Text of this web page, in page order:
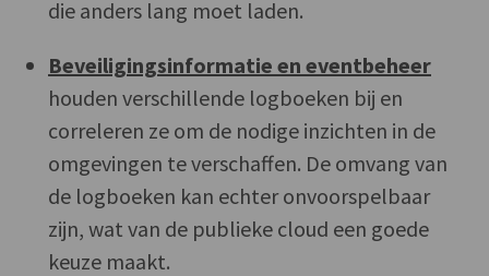
die anders lang moet laden.
Beveiligingsinformatie en eventbeheer
houden verschillende logboeken bij en
correleren ze om de nodige inzichten in de
omgevingen te verschaffen. De omvang van
de logboeken kan echter onvoorspelbaar
zijn, wat van de publieke cloud een goede
keuze maakt.